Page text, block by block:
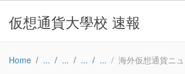
仮想通貨大學校 速報
Home 海外仮想通貨ニュース：Top cryptocurrency news on September 16: Major stories on Ethereum, Crypto Futures and more – Moneycontrol.com